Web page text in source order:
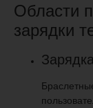
Области
зарядки